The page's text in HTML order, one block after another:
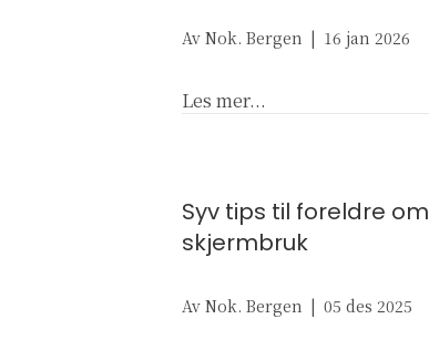
Av Nok. Bergen | 16 jan 2026
Les mer...
Syv tips til foreldre om
skjermbruk
Av Nok. Bergen | 05 des 2025